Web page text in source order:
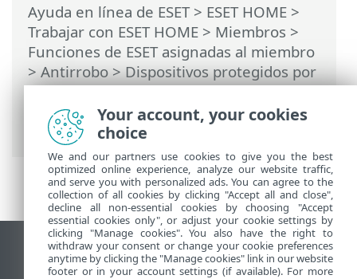
Ayuda en línea de ESET> ESET HOME >
Trabajar con ESET HOME > Miembros >
Funciones de ESET asignadas al miembro
> Antirrobo>Dispositivos protegidos por
Antirrobo>Optimización> Usuarios de
Windows > El inicio de sesión automático
para la cuenta fantasma está habilitado
Ver sitio para ordenador
End of Life
Your account, your cookies
choice
We and our partners use cookies to give you the best
optimized online experience, analyze our website traffic,
and serve you with personalized ads. You can agree to the
collection of all cookies by clicking "Accept all and close",
decline all non-essential cookies by choosing "Accept
essential cookies only", or adjust your cookie settings by
clicking "Manage cookies". You also have the right to
withdraw your consent or change your cookie preferences
anytime by clicking the "Manage cookies" link in our website
footer or in your account settings (if available). For more